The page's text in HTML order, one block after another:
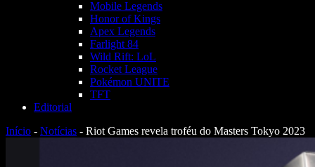
Mobile Legends
Honor of Kings
Apex Legends
Farlight 84
Wild Rift: LoL
Rocket League
Pokémon UNITE
TFT
Editorial
Início - Notícias - Riot Games revela troféu do Masters Tokyo 2023